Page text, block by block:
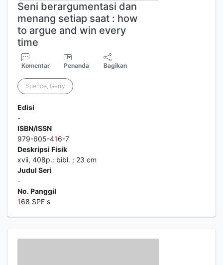
Seni berargumentasi dan
menang setiap saat : how
to argue and win every
time
Komentar Penanda Bagikan
Spence, Gerry
Edisi
-
ISBN/ISSN
979-605-416-7
Deskripsi Fisik
xvii, 408p.: bibl. ; 23 cm
Judul Seri
-
No. Panggil
168 SPE s